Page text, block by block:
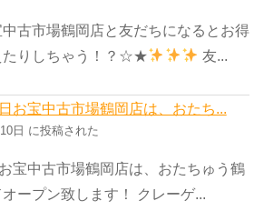
古市場鶴岡店と友だちになるとお得
たりしちゃう！？☆★
友...
お宝中古市場鶴岡店は、おたち...
日 に投稿された
宝中古市場鶴岡店は、おたちゅう鶴
ープン致します！ クレーゲ...